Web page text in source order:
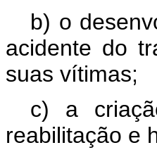
b) o
acidente do
suas vítimas;
c) a
reabilitação e